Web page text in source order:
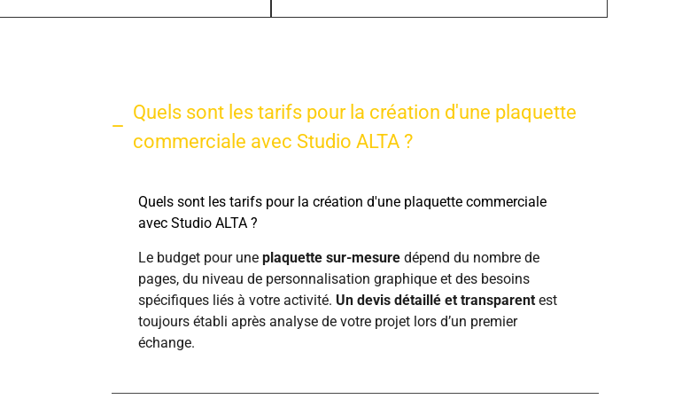
Quels sont les tarifs pour la création d'une plaquette
commerciale avec Studio ALTA ?
Quels sont les tarifs pour la création d'une plaquette commerciale
avec Studio ALTA ?
Le budget pour une plaquette sur-mesure dépend du nombre de
pages, du niveau de personnalisation graphique et des besoins
spécifiques liés à votre activité. Un devis détaillé et transparent est
toujours établi après analyse de votre projet lors d’un premier
échange.